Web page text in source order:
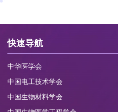
快速导航
中华医学会
中国电工技术学会
中国生物材料学会